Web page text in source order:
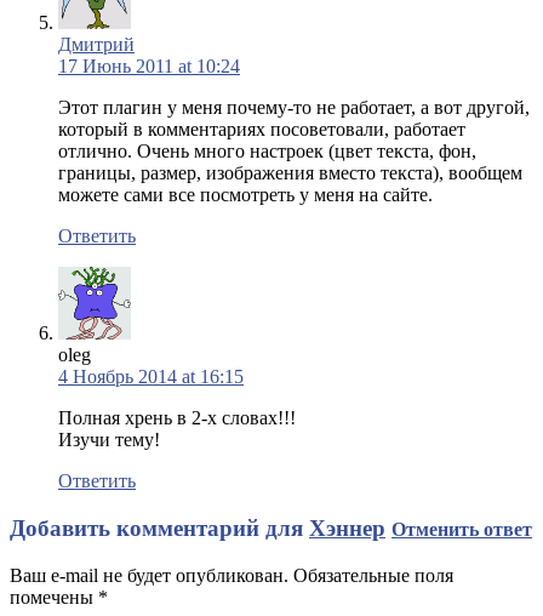
Дмитрий
17 Июнь 2011 at 10:24
Этот плагин у меня почему-то не работает, а вот другой,
который в комментариях посоветовали, работает
отлично. Очень много настроек (цвет текста, фон,
границы, размер, изображения вместо текста), вообщем
можете сами все посмотреть у меня на сайте.
Ответить
oleg
4 Ноябрь 2014 at 16:15
Полная хрень в 2-х словах!!!
Изучи тему!
Ответить
Добавить комментарий для Хэннер Отменить ответ
Ваш e-mail не будет опубликован. Обязательные поля
помечены *